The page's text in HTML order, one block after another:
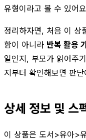
유형이라고 볼 수 있어
정리하자면, 처음 이 상
함이 아니라 반복 활용
일인지, 부모가 읽어주
지부터 확인해보면 판
상세 정보 및 스
이 상품은 도서>유아>